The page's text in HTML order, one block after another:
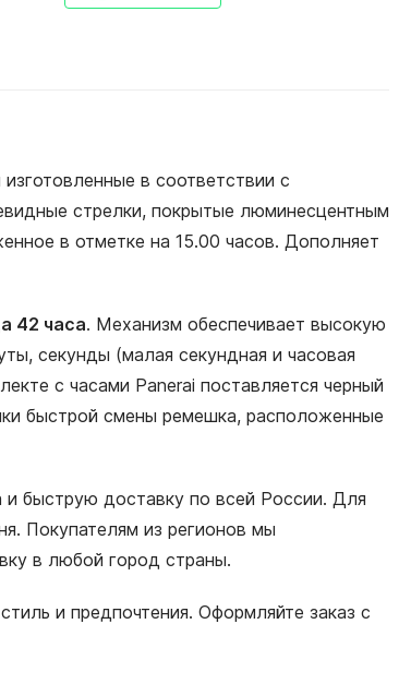
изготовленные в соответствии с
стрелки, покрытые люминесцентным
в отметке на 15.00 часов. Дополняет
42 часа. Механизм обеспечивает высокую
секунды (малая секундная и часовая
с часами Panerai поставляется черный
быстрой смены ремешка, расположенные
и быструю доставку по всей России. Для
Покупателям из регионов мы
в любой город страны.
и предпочтения. Оформляйте заказ с